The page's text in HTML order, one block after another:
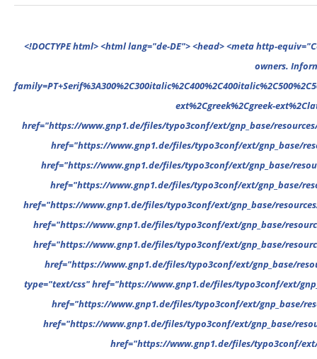
<!DOCTYPE html> <html lang="de-DE"> <head> <meta http-equiv="Content-Type" content="text/html; charset=UTF-8"/> <meta name="google-site-verification" content="cVGVUvWocm1gvSHxvrjHxzeA4oYlTAvZPb6G_EJBd1U" /> <!-- This website is powered by TYPO3 - inspiring people to share! TYPO3 is a free open source Content Management Framework initially created by Kasper Skaarhoj and licensed under GNU/GPL. TYPO3 is copyright 1998-2022 of Kasper Skaarhoj. Extensions are copyright of their respective owners. Information and contribution at https://typo3.org/ --> <base href="."> <title>MMA Deutschland</title> <meta name="generator" content="TYPO3 CMS"/> <meta name="viewport" content="width=device-width,minimum-scale=1"/> <meta name="revisit-after" content="1 days"/> <meta name="allow-search" content="yes"/> <link rel="stylesheet" type="text/css" href="//fonts.googleapis.com/